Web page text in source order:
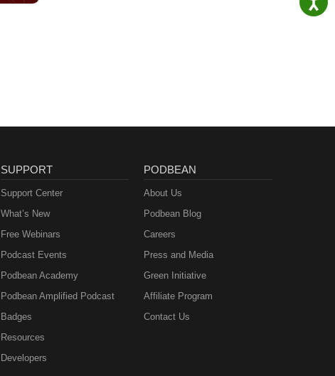
SUPPORT
Support Center
What’s New
Free Webinars
Podcast Events
Podbean Academy
Podbean Amplified Podcast
Badges
Resources
Developers
PODBEAN
About Us
Podbean Blog
Careers
Press and Media
Green Initiative
Affiliate Program
Contact Us